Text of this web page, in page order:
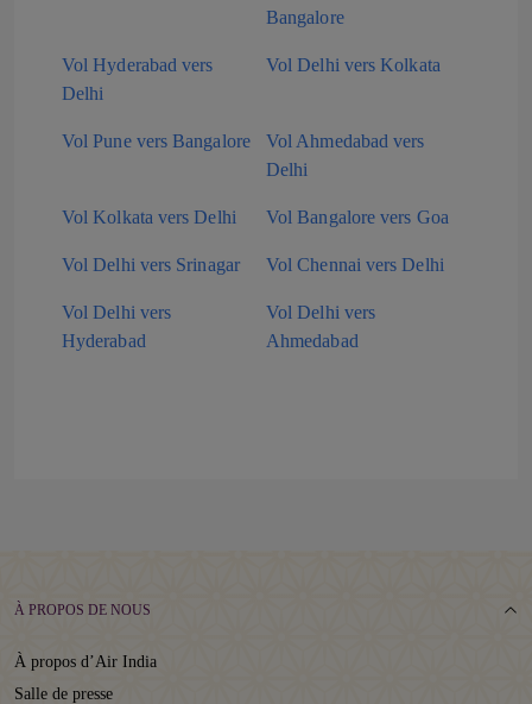
Bangalore
Vol Hyderabad vers
Delhi
Vol Delhi vers Kolkata
Vol Pune vers Bangalore
Vol Ahmedabad vers
Delhi
Vol Kolkata vers Delhi Vol Bangalore vers Goa
Vol Delhi vers Srinagar Vol Chennai vers Delhi
Vol Delhi vers
Hyderabad
Vol Delhi vers
Ahmedabad
À PROPOS DE NOUS
À propos d’Air India
Salle de presse